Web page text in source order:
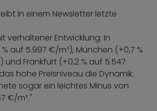
in einem Newsletter letzte
verhaltener Entwicklung: In
auf 5.997 €/m²), München (+0,7 %
und Frankfurt (+0,2 % auf 5.547
hohe Preisniveau die Dynamik.
sogar ein leichtes Minus von
€/m²."